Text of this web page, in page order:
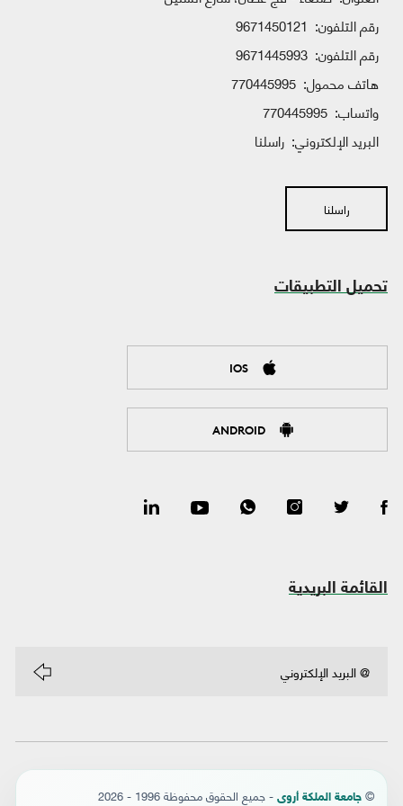
رقم التلفون: 9671450121
رقم التلفون: 9671445993
هاتف محمول: 770445995
واتساب:
البريد الإلكتروني: راسلنا
راسلنا
تحميل التطبيقات
IOS
ANDROID
القائمة البريدية
© جامعة الملكة أروى - جميع الحقوق محفوظة 1996 - 2026